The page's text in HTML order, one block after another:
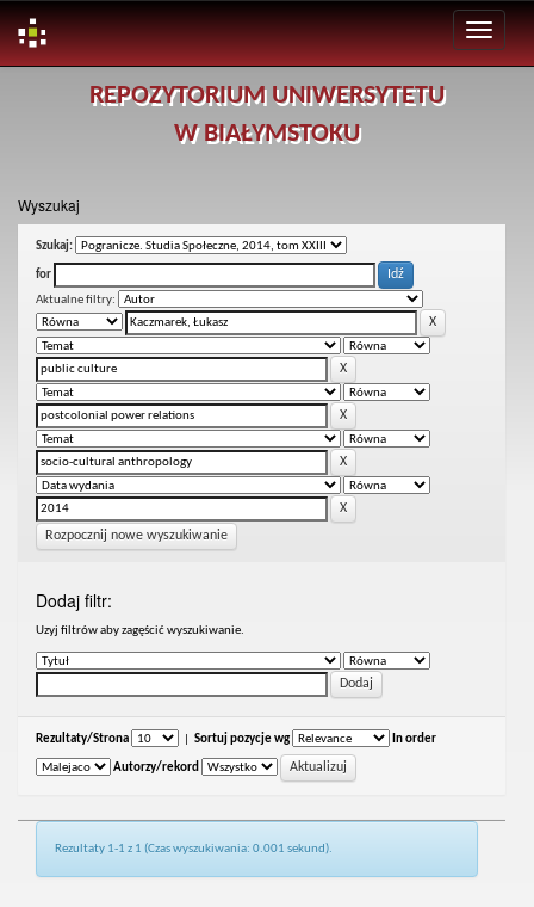
REPOZYTORIUM UNIWERSYTETU
W BIAŁYMSTOKU
Wyszukaj
Szukaj:
for
Aktualne filtry:
Rozpocznij nowe wyszukiwanie
Dodaj filtr:
Uzyj filtrów aby zagęścić wyszukiwanie.
Rezultaty/Strona Sortuj pozycje wg In order
Autorzy/rekord
Rezultaty 1-1 z 1 (Czas wyszukiwania: 0.001 sekund).